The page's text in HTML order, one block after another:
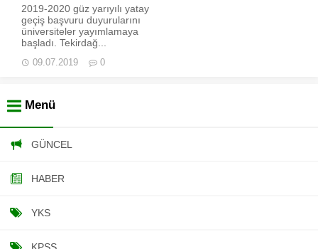
2019-2020 güz yarıyılı yatay
geçiş başvuru duyurularını
üniversiteler yayımlamaya
başladı. Tekirdağ...
09.07.2019 0
Menü
GÜNCEL
HABER
YKS
KPSS